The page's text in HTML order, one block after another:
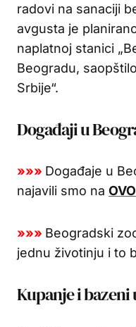
radovi na sanaciji
avgusta je
naplatnoj stanici
Beogradu,
Srbije“.
Događaji u
»»» Događaje u
najavili smo na
»»» Beogradski
jednu životinju i to
Kupanje i bazeni